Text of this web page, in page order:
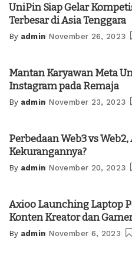
UniPin Siap Gelar
Terbesar di Asia Tenggara
Posted
By admin November 26, 2023
Mantan Karyawan Meta
Instagram pada Remaja
Posted
By admin November 23, 2023
Perbedaan Web3 vs
Kekurangannya?
Posted
By admin November 20, 2023
Axioo Launching Laptop
Konten Kreator dan
Posted
By admin November 6, 2023